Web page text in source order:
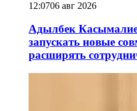
12:0706 авг 2026
Адылбек
запускать новые
расширять